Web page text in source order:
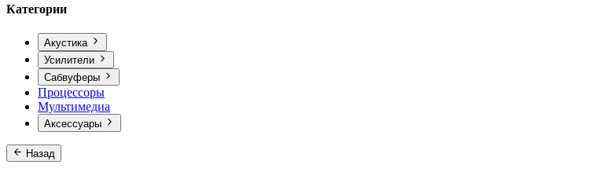
Категории
Акустика
Усилители
Сабвуферы
Процессоры
Мультимедиа
Аксессуары
Назад